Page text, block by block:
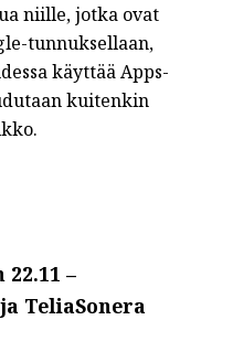
niille, jotka ovat
tunnuksellaan,
käyttää Apps-
kuitenkin
22.11 –
TeliaSonera